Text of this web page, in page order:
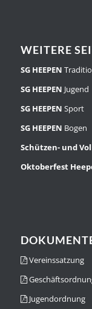
WEITERE
SG HEEPEN
SG HEEPEN Jugend
SG HEEPEN Sport
SG HEEPEN Bogen
Schützen- und
Oktoberfest
Vereinssatzung
Jugendordnung